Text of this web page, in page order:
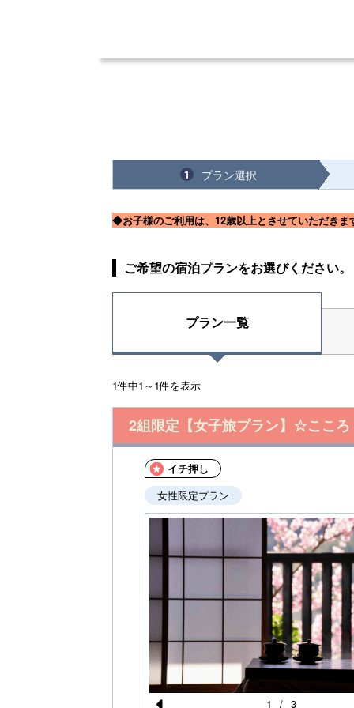
1 プラン選択
◆お子様のご利用は、12歳以上とさせていただきま
ご希望の宿泊プランをお選びください。
プラン一覧
1件中1～1件を表示
2組限定【女子旅プラン】☆ここ
イチ押し
女性限定プラン
1 / 3